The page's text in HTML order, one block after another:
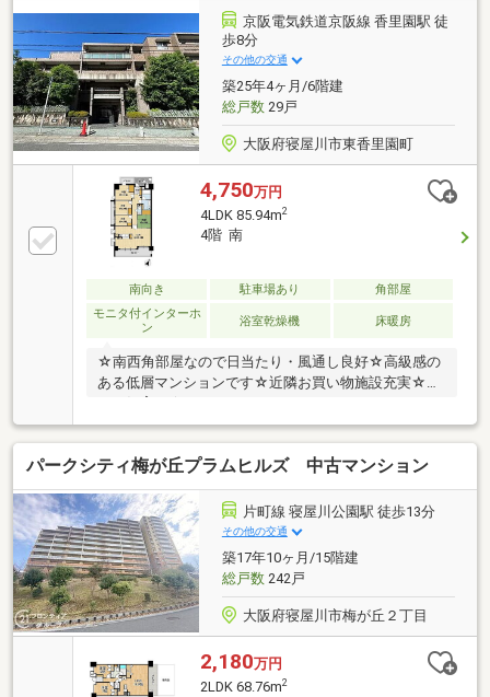
京阪電気鉄道京阪線 香里園駅 徒
歩8分
その他の交通
築25年4ヶ月/6階建
総戸数29戸
大阪府寝屋川市東香里園町
4,750万円
4LDK 85.94m2
4階 南
南向き 駐車場あり
角部屋
モニタ付インターホ
ン
浴室乾燥機 床暖房
☆南西角部屋なので日当たり・風通し良好☆高級感の
ある低層マンションです☆近隣お買い物施設充実☆ペ
パークシティ梅が丘プラムヒルズ 中古マンション
片町線 寝屋川公園駅 徒歩13分
その他の交通
築17年10ヶ月/15階建
総戸数242戸
大阪府寝屋川市梅が丘２丁目
2,180万円
2LDK 68.76m2